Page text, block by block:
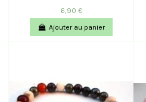
6,90 €
Ajouter au panier